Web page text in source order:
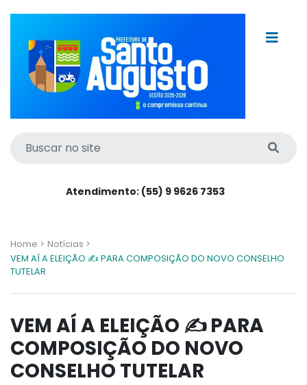
Atendimento: (55) 9 9626 7353
Home > Notícias >
VEM AÍ A ELEIÇÃO ✍ PARA COMPOSIÇÃO DO NOVO CONSELHO
TUTELAR
VEM AÍ A ELEIÇÃO ✍ PARA
COMPOSIÇÃO DO NOVO
CONSELHO TUTELAR